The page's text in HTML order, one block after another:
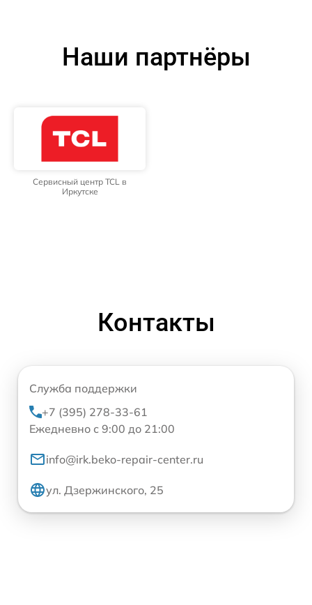
Наши партнёры
Сервисный центр TCL в
Иркутске
Контакты
Служба поддержки
+7 (395) 278-33-61
Ежедневно с 9:00 до 21:00
info@irk.beko-repair-center.ru
ул. Дзержинского, 25